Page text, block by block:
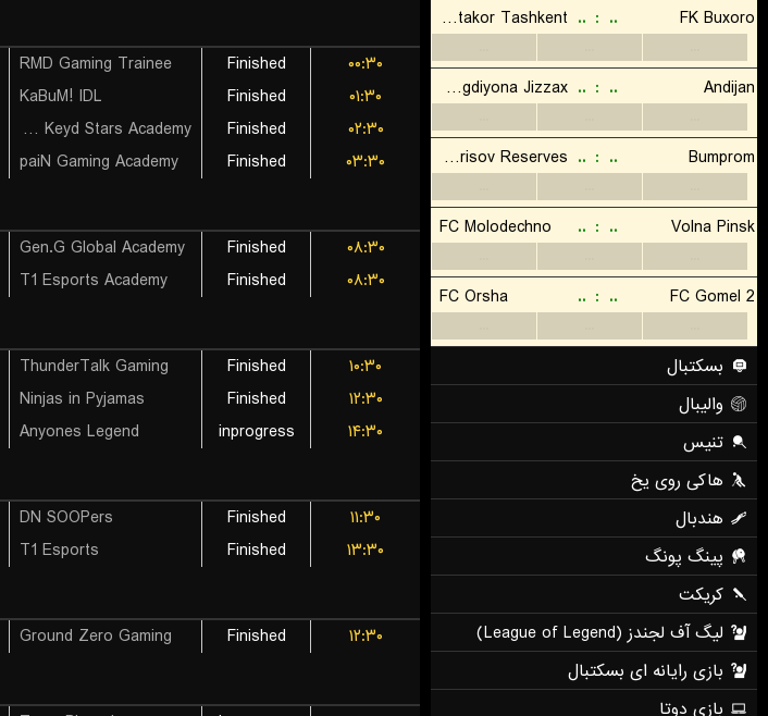
RMD Gaming Trainee Finished
۰۰:۳۰
KaBuM! IDL Finished
۰۱:۳۰
Vivo Keyd Stars Academy Finished
۰۲:۳۰
paiN Gaming Academy Finished
۰۳:۳۰
Gen.G Global Academy Finished
۰۸:۳۰
T1 Esports Academy Finished
۰۸:۳۰
ThunderTalk Gaming Finished
۱۰:۳۰
Ninjas in Pyjamas Finished
۱۲:۳۰
Anyones Legend inprogress
۱۴:۳۰
DN SOOPers Finished
۱۱:۳۰
T1 Esports Finished
۱۳:۳۰
Ground Zero Gaming Finished
۱۲:۳۰